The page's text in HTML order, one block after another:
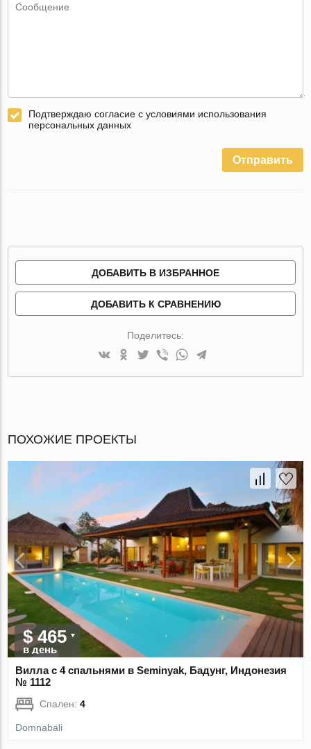
Подтверждаю согласие с условиями использования
персональных данных
Отправить
ДОБАВИТЬ В ИЗБРАННОЕ
ДОБАВИТЬ К СРАВНЕНИЮ
Поделитесь:
ПОХОЖИЕ ПРОЕКТЫ
$ 465
в день
Вилла с 4 спальнями в Seminyak, Бадунг, Индонезия
№ 1112
Спален:4
Domnabali